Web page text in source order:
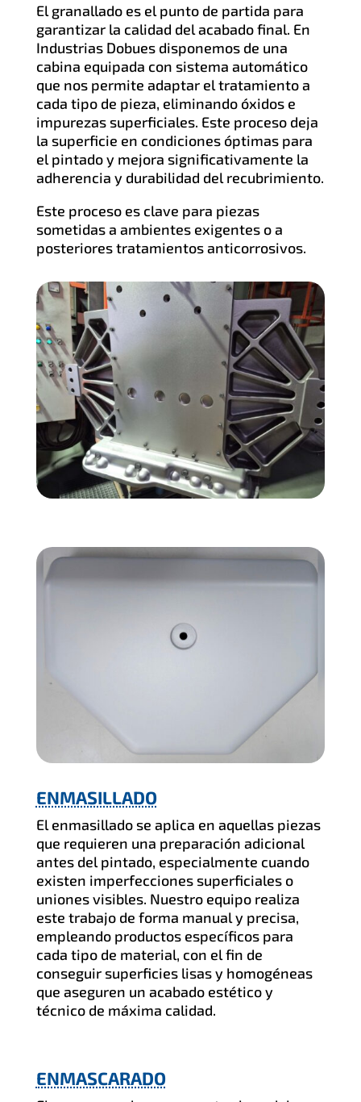
El granallado es el punto de partida para
garantizar la calidad del acabado final. En
Industrias Dobues disponemos de una
cabina equipada con sistema automático
que nos permite adaptar el tratamiento a
cada tipo de pieza, eliminando óxidos e
impurezas superficiales. Este proceso deja
la superficie en condiciones óptimas para
el pintado y mejora significativamente la
adherencia y durabilidad del recubrimiento.
Este proceso es clave para piezas
sometidas a ambientes exigentes o a
posteriores tratamientos anticorrosivos.
ENMASILLADO
El enmasillado se aplica en aquellas piezas
que requieren una preparación adicional
antes del pintado, especialmente cuando
existen imperfecciones superficiales o
uniones visibles. Nuestro equipo realiza
este trabajo de forma manual y precisa,
empleando productos específicos para
cada tipo de material, con el fin de
conseguir superficies lisas y homogéneas
que aseguren un acabado estético y
técnico de máxima calidad.
ENMASCARADO